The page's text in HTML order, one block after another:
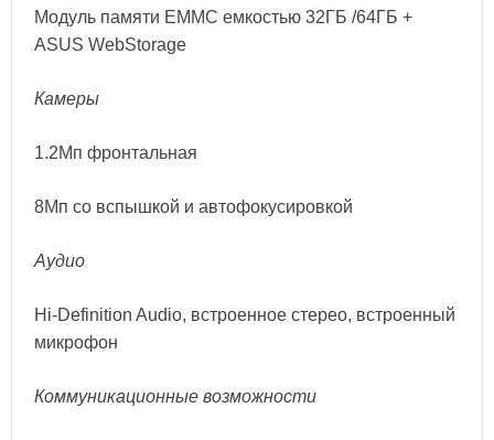
Модуль памяти EMMC емкостью 32ГБ /64ГБ +
ASUS WebStorage
Камеры
1.2Mп фронтальная
8Mп со вспышкой и автофокусировкой
Аудио
Hi-Definition Audio, встроенное стерео, встроенный
микрофон
Коммуникационные возможности